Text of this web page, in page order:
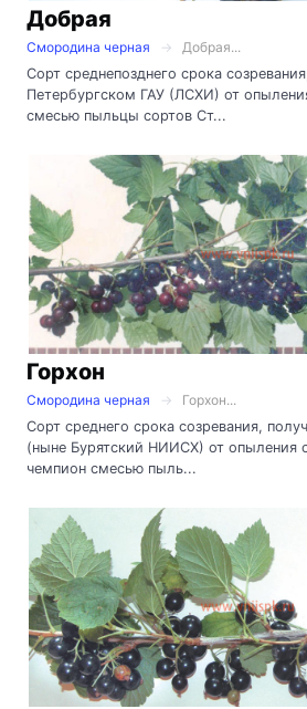
Добрая
Смородина черная
Добрая...
Сорт среднепозднего срока
Петербургском ГАУ (ЛСХИ) от
смесью пыльцы сортов Ст...
Горхон
Смородина черная
Горхон...
Сорт среднего срока созревания,
(ныне Бурятский НИИСХ) от опыления
чемпион смесью пыль...